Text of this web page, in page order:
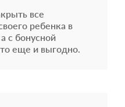
все
ребенка в
с бонусной
еще и выгодно.